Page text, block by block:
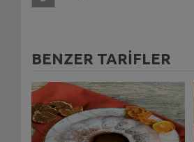
BENZER TARİFLER